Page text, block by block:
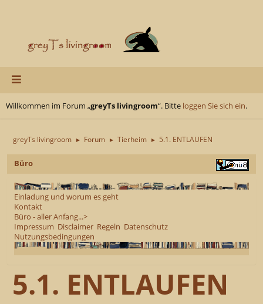
Willkommen im Forum „greyTs livingroom“. Bitte loggen Sie sich ein.
greyTs livingroom ► Forum ► Tierheim ► 5.1. ENTLAUFEN
Büro
Einladung und worum es geht
Kontakt
Büro - aller Anfang...>
Impressum Disclaimer Regeln Datenschutz
Nutzungsbedingungen
5.1. ENTLAUFEN